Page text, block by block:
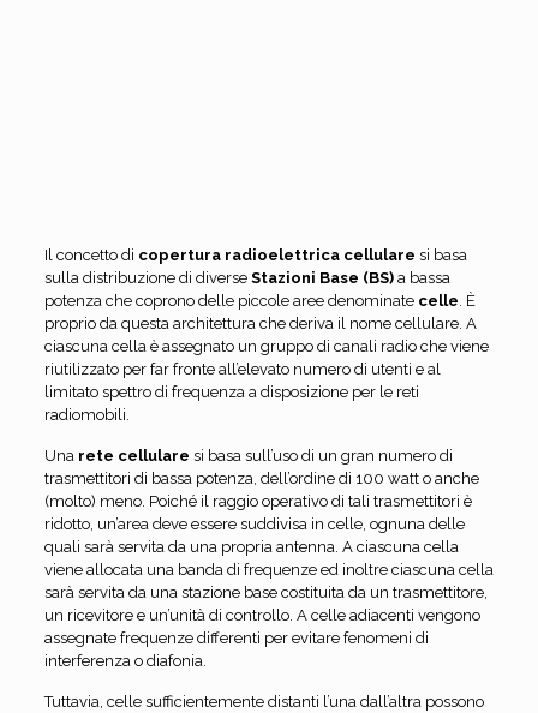
Il concetto di copertura radioelettrica cellulare si basa
sulla distribuzione di diverse Stazioni Base (BS)a bassa
potenza che coprono delle piccole aree denominate celle . È
proprio da questa architettura che deriva il nome cellulare. A
ciascuna cella è assegnato un gruppo di canali radio che viene
riutilizzato per far fronte all’elevato numero di utenti e al
limitato spettro di frequenza a disposizione per le reti
radiomobili.
Una rete cellulare si basa sull’uso di un gran numero di
trasmettitori di bassa potenza, dell’ordine di 100 watt o anche
(molto) meno. Poiché il raggio operativo di tali trasmettitori è
ridotto, un’area deve essere suddivisa in celle, ognuna delle
quali sarà servita da una propria antenna. A ciascuna cella
viene allocata una banda di frequenze ed inoltre ciascuna cella
sarà servita da una stazione base costituita da un trasmettitore,
un ricevitore e un’unità di controllo. A celle adiacenti vengono
assegnate frequenze differenti per evitare fenomeni di
interferenza o diafonia.
Tuttavia, celle sufficientemente distanti l’una dall’altra possono